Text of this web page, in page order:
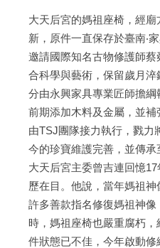
大天后宮的媽祖座椅，經
新，原件一直保存於臺南‧
邀請國際知名古物修護師
合科學與藝術，保留歲月
分由永興家具專業匠師擔
前期添加木料及金屬，並
由TSJ團隊接力執行，戮力
今的珍寶維護完善，並傳承
大天后宮主委曾吉連回憶
歷在目。他說，當年媽祖
許多善款指名修復媽祖神
時，媽祖座椅也嚴重腐朽
件狀態已不佳，今年啟動